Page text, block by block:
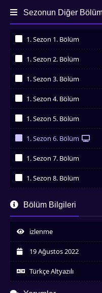
Sezonun Diğer
1. Sezon 1. Bölüm
1. Sezon 2. Bölüm
1. Sezon 3. Bölüm
1. Sezon 4. Bölüm
1. Sezon 5. Bölüm
1. Sezon 6. Bölüm
1. Sezon 7. Bölüm
1. Sezon 8. Bölüm
İzledim
İzledim
1. Sezon 10. Bölüm
İzledim
İzledim
1. Sezon 12. Bölüm
Bölüm Bilgileri
izlenme
19 Ağustos 2022
Türkçe Altyazılı